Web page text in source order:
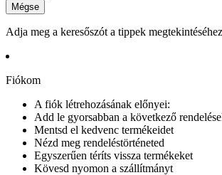
Mégse
Adja meg a keresőszót a tippek
Fiókom
A fiók létrehozásának előnyei:
Add le gyorsabban a következő
Mentsd el kedvenc termékeidet
Nézd meg rendeléstörténeted
Egyszerűen téríts vissza termékeket
Kövesd nyomon a szállítmányt